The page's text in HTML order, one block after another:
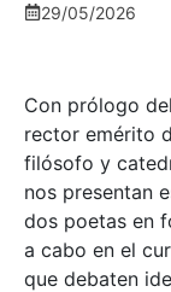
29/05/2026
Con prólogo
rector emérito
filósofo y
nos presentan
dos poetas en
a cabo en el
que debaten